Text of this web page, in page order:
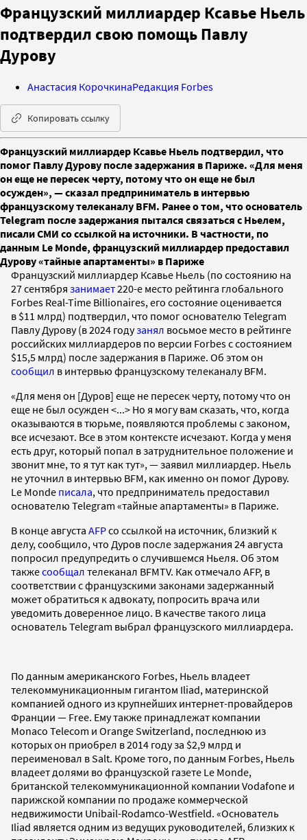
Французский миллиардер Ксавье Ньель
подтвердил свою помощь Павлу
Дурову
Анастасия КорочкинаРедакция Forbes
Копировать ссылку
Французский миллиардер Ксавье Ньель подтвердил, что
помог Павлу Дурову после задержания в Париже. «Для меня
он еще не пересек черту, потому что он еще не был
осужден», — сказал предприниматель в интервью
французскому телеканалу BFM. Ранее о том, что основатель
Telegram после задержания пытался связаться с Ньелем,
писали СМИ со ссылкой на источники. В частности, по
данным Le Monde, французский миллиардер предоставил
Дурову «тайные апартаменты» в Париже
Французский миллиардер Ксавье Ньель (по состоянию на
27 сентября занимает220-е место рейтинга глобального
Forbes Real-Time Billionaires, его состояние оценивается
в $11 млрд) подтвердил, что помог основателю Telegram
Павлу Дурову (в 2024 годузанял восьмое место в рейтинге
российских миллиардеров по версии Forbes с состоянием
$15,5 млрд) после задержания в Париже. Об этом он
сообщил в интервью французскому телеканалу BFM.
«Для меня он [Дуров] еще не пересек черту, потому что он
еще не был осужден <...> Но я могу вам сказать, что, когда
оказываются в тюрьме, появляются проблемы с законом,
все исчезают. Все в этом контексте исчезают. Когда у меня
есть друг, который попал в затруднительное положение и
звонит мне, то я тут как тут», — заявил миллиардер. Ньель
не уточнил в интервью BFM, как именно он помог Дурову.
Le Monde писала, что предприниматель предоставил
основателю Telegram «тайные апартаменты» в Париже.
В конце августа AFPсо ссылкой на источник, близкий к
делу, сообщило, что Дуров после задержания 24 августа
попросил предупредить о случившемся Ньеля. Об этом
такжесообщал телеканал BFMTV. Как отмечало AFP, в
соответствии с французскими законами задержанный
может обратиться к адвокату, попросить врача или
уведомить доверенное лицо. В качестве такого лица
основатель Telegram выбрал французского миллиардера.
По данным американского Forbes, Ньель владеет
телекоммуникационным гигантом Iliad, материнской
компанией одного из крупнейших интернет-провайдеров
Франции — Free. Ему также принадлежат компании
Monaco Telecom и Orange Switzerland, последнюю из
которых он приобрел в 2014 году за $2,9 млрд и
переименовал в Salt. Кроме того, по данным Forbes, Ньель
владеет долями во французской газете Le Monde,
британской телекоммуникационной компании Vodafone и
парижской компании по продаже коммерческой
недвижимости Unibail-Rodamco-Westfield. «Основатель
Iliad является одним из ведущих руководителей, близких к